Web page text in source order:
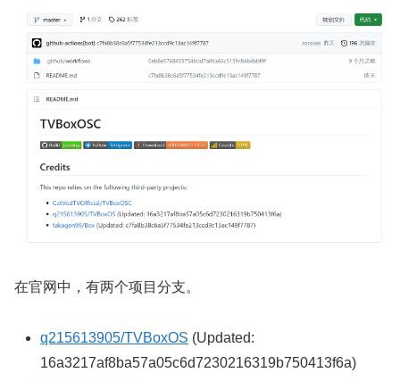
在官网中，有两个项目分支。
q215613905/TVBoxOS (Updated:
16a3217af8ba57a05c6d7230216319b750413f6a)